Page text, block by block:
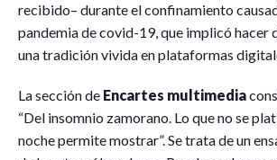
recibido– durante el confinamiento
pandemia de covid-19, que implicó hacer
una tradición vivida en plataformas
La sección de Encartes multimedia
“Del insomnio zamorano. Lo que no se
noche permite mostrar”. Se trata de un